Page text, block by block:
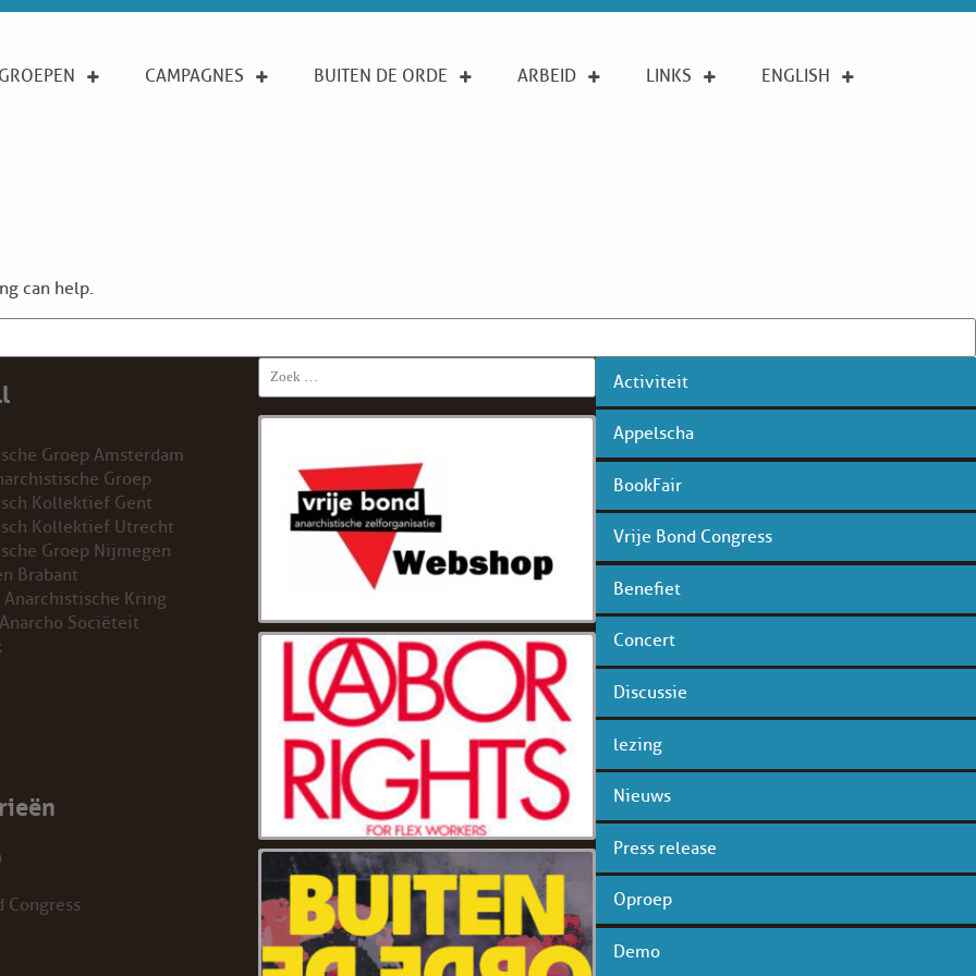
GROEPEN CAMPAGNES BUITEN DE ORDE ARBEID LINKS ENGLISH
can help.
Activiteit
Appelscha
BookFair
Vrije Bond Congress
Benefiet
Concert
Discussie
lezing
Nieuws
Press release
Oproep
Demo
Search
for:
Groep Amsterdam
Groep
Kollektief Gent
Kollektief Utrecht
Groep Nijmegen
Brabant
Anarchistische Kring
Sociëteit
Congress